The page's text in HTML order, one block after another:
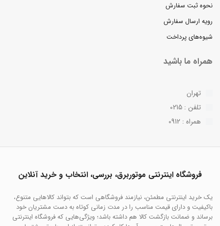
نحوه ثبت سفارش
رویه ارسال سفارش
شیوه‌های پرداخت
همراه ما باشید
تهران
تلفن : 0215
همراه : 0912
فروشگاه اینترنتی موتوربرق، بررسی، انتخاب و خرید آنلاین
یک خرید اینترنتی مطمئن، نیازمند فروشگاهی است که بتواند کالاهایی متنوع،
باکیفیت و دارای قیمت مناسب را در مدت زمانی کوتاه به دست مشتریان خود
برساند و ضمانت بازگشت کالا هم داشته باشد؛ ویژگی‌هایی که فروشگاه اینترنتی